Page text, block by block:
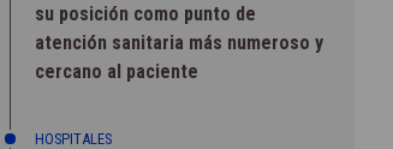
su posición como punto de
atención sanitaria más numeroso y
cercano al paciente
HOSPITALES